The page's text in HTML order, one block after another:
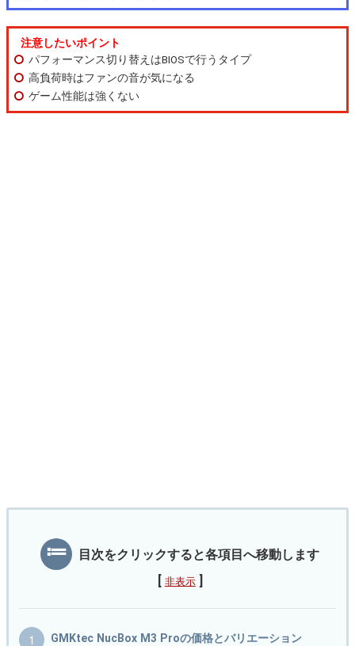
注意したいポイント
パフォーマンス切り替えはBIOSで行うタイプ
高負荷時はファンの音が気になる
ゲーム性能は強くない
目次をクリックすると各項目へ移動します
非表示
GMKtec NucBox M3 Proの価格とバリエーション